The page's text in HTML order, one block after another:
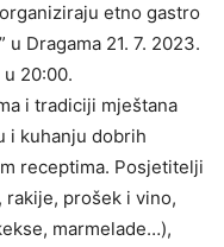
etno gastro
Dragama 21. 7. 2023.
20:00.
i tradiciji mještana
i kuhanju dobrih
receptima. Posjetitelji
prošek i vino,
marmelade…),